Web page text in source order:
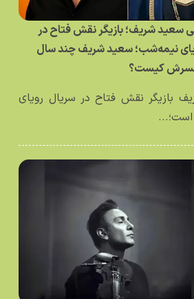
سعید شریف؛ بازیگر نقش فتاح در
نیمه‌شب؛ سعید شریف چند سال
کیست؟
بازیگر نقش فتاح در سریال رویای